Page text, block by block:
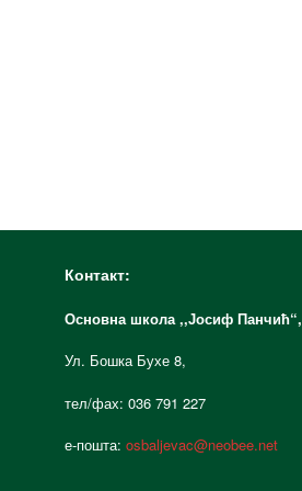
Контакт:
Основна школа ,,Јосиф Панчић“,
Ул. Бошка Бухе 8,
тел/фах: 036 791 227
е-пошта: osbaljevac@neobee.net